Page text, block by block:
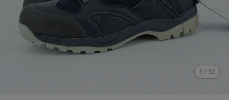
1 / 32